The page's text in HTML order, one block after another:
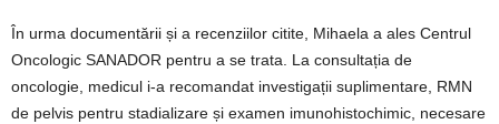
În urma documentării și a recenziilor citite, Mihaela a ales Centrul
Oncologic SANADOR pentru a se trata. La consultația de
oncologie, medicul i-a recomandat investigații suplimentare, RMN
de pelvis pentru stadializare și examen imunohistochimic, necesare